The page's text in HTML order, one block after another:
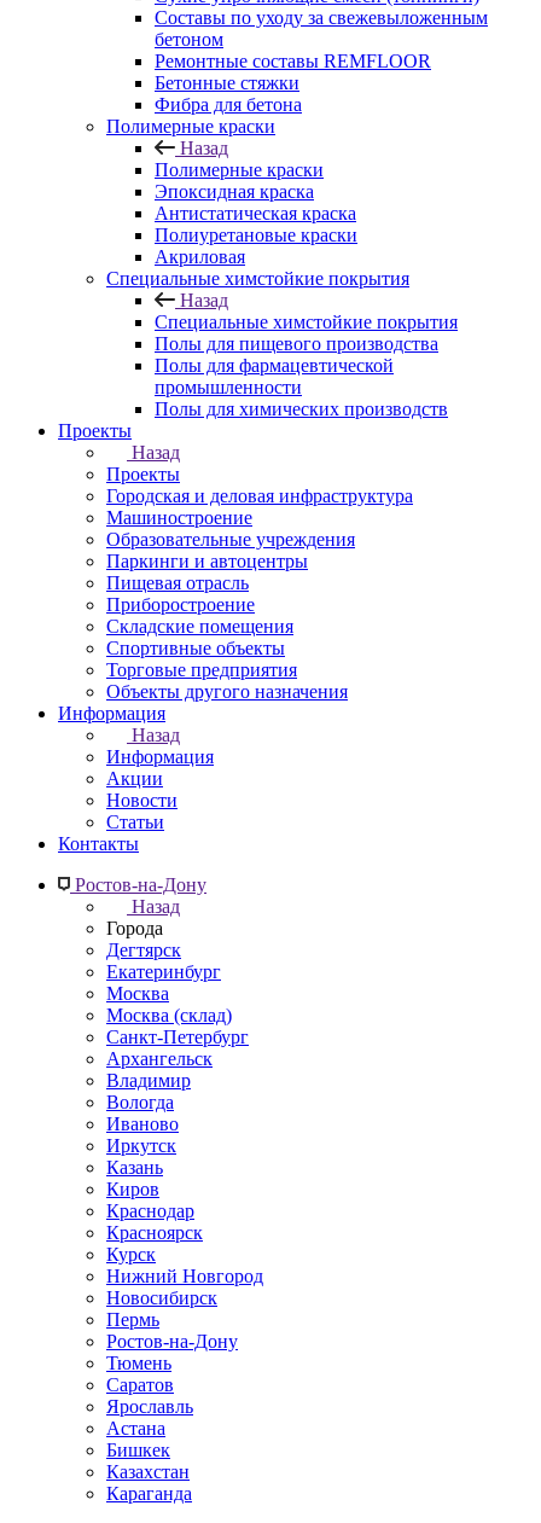
Составы по уходу за свежевыложенным
бетоном
Ремонтные составы REMFLOOR
Бетонные стяжки
Фибра для бетона
Полимерные краски
Назад
Полимерные краски
Эпоксидная краска
Антистатическая краска
Полиуретановые краски
Акриловая
Специальные химстойкие покрытия
Назад
Специальные химстойкие покрытия
Полы для пищевого производства
Полы для фармацевтической
промышленности
Полы для химических производств
Проекты
Назад
Проекты
Городская и деловая инфраструктура
Машиностроение
Образовательные учреждения
Паркинги и автоцентры
Пищевая отрасль
Приборостроение
Складские помещения
Спортивные объекты
Торговые предприятия
Объекты другого назначения
Информация
Назад
Информация
Акции
Новости
Статьи
Контакты
Ростов-на-Дону
Назад
Города
Дегтярск
Екатеринбург
Москва
Москва (склад)
Санкт-Петербург
Архангельск
Владимир
Вологда
Иваново
Иркутск
Казань
Киров
Краснодар
Красноярск
Курск
Нижний Новгород
Новосибирск
Пермь
Ростов-на-Дону
Тюмень
Саратов
Ярославль
Астана
Бишкек
Казахстан
Караганда